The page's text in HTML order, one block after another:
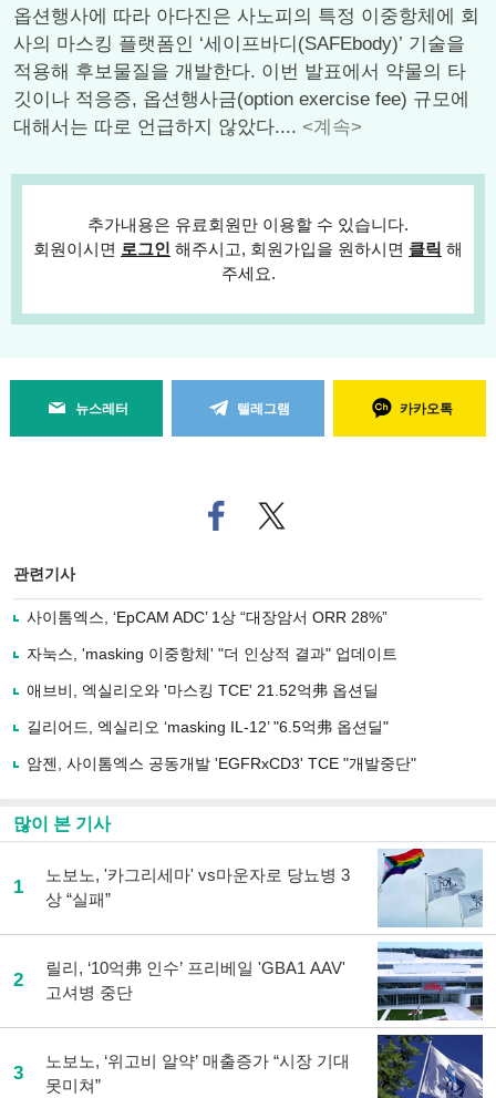
옵션행사에 따라 아다진은 사노피의 특정 이중항체에 회
사의 마스킹 플랫폼인 ‘세이프바디(SAFEbody)’ 기술을
적용해 후보물질을 개발한다. 이번 발표에서 약물의 타
깃이나 적응증, 옵션행사금(option exercise fee) 규모에
대해서는 따로 언급하지 않았다.... <계속>
추가내용은 유료회원만 이용할 수 있습니다.
회원이시면 로그인 해주시고, 회원가입을 원하시면 클릭 해
주세요.
뉴스레터 텔레그램 카카오톡
페
이
로
기
사
유
기
트위
터로
관련기사
사이톰엑스, ‘EpCAM ADC’ 1상 “대장암서 ORR 28%”
자눅스, 'masking 이중항체' "더 인상적 결과" 업데이트
애브비, 엑실리오와 '마스킹 TCE' 21.52억弗 옵션딜
길리어드, 엑실리오 ‘masking IL-12’ "6.5억弗 옵션딜"
암젠, 사이톰엑스 공동개발 'EGFRxCD3' TCE "개발중단"
많이 본 기사
1
노보노, '카그리세마' vs마운자로 당뇨병 3
상 “실패”
2
릴리, ‘10억弗 인수’ 프리베일 'GBA1 AAV'
고셔병 중단
3
노보노, ‘위고비 알약’ 매출증가 “시장 기대
못미쳐”